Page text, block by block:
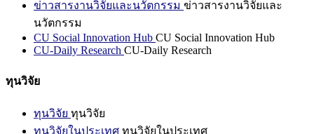
ข่าวสารงานวิจัยและนวัตกรรม ข่าวสารงานวิจัยและ
นวัตกรรม
CU Social Innovation Hub CU Social Innovation Hub
CU-Daily Research CU-Daily Research
ทุนวิจัย
ทุนวิจัย ทุนวิจัย
ทุนวิจัยในประเทศ ทุนวิจัยในประเทศ